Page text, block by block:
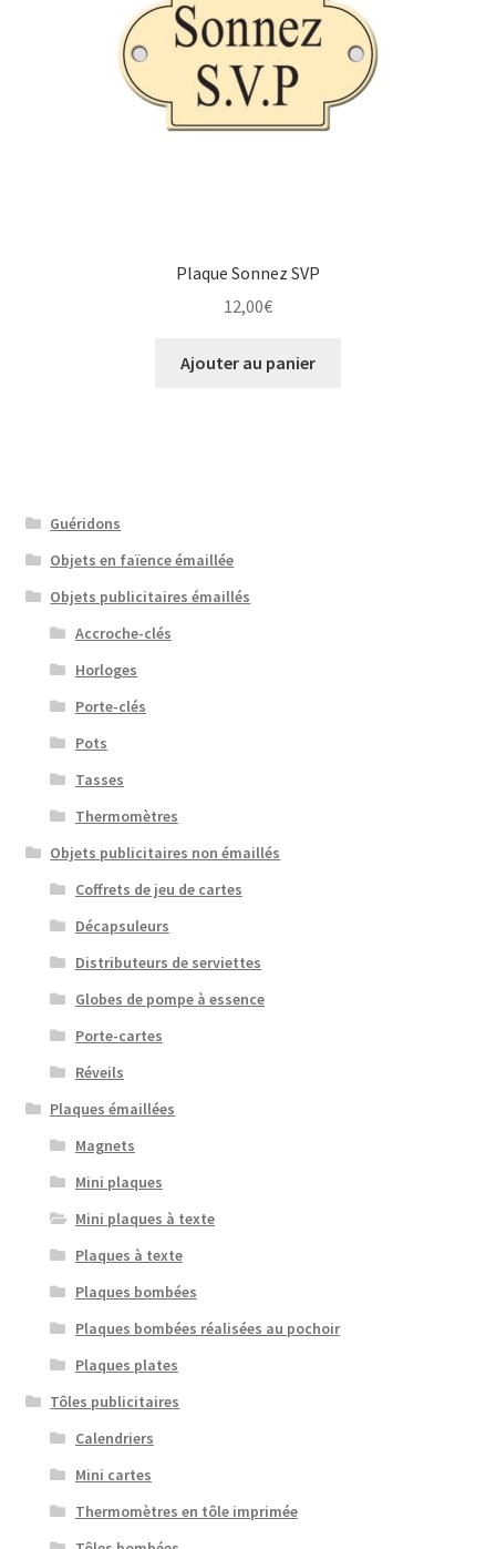
Plaque Sonnez SVP
12,00€
Ajouter au panier
Guéridons
Objets en faïence émaillée
Objets publicitaires émaillés
Accroche-clés
Horloges
Porte-clés
Pots
Tasses
Thermomètres
Objets publicitaires non émaillés
Coffrets de jeu de cartes
Décapsuleurs
Distributeurs de serviettes
Globes de pompe à essence
Porte-cartes
Réveils
Plaques émaillées
Magnets
Mini plaques
Mini plaques à texte
Plaques à texte
Plaques bombées
Plaques bombées réalisées au pochoir
Plaques plates
Tôles publicitaires
Calendriers
Mini cartes
Thermomètres en tôle imprimée